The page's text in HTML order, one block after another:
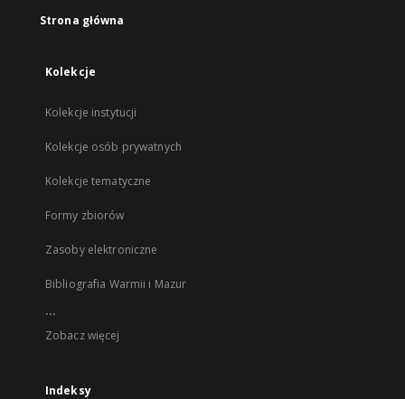
Strona główna
Kolekcje
Kolekcje instytucji
Kolekcje osób prywatnych
Kolekcje tematyczne
Formy zbiorów
Zasoby elektroniczne
Bibliografia Warmii i Mazur
...
Zobacz więcej
Indeksy